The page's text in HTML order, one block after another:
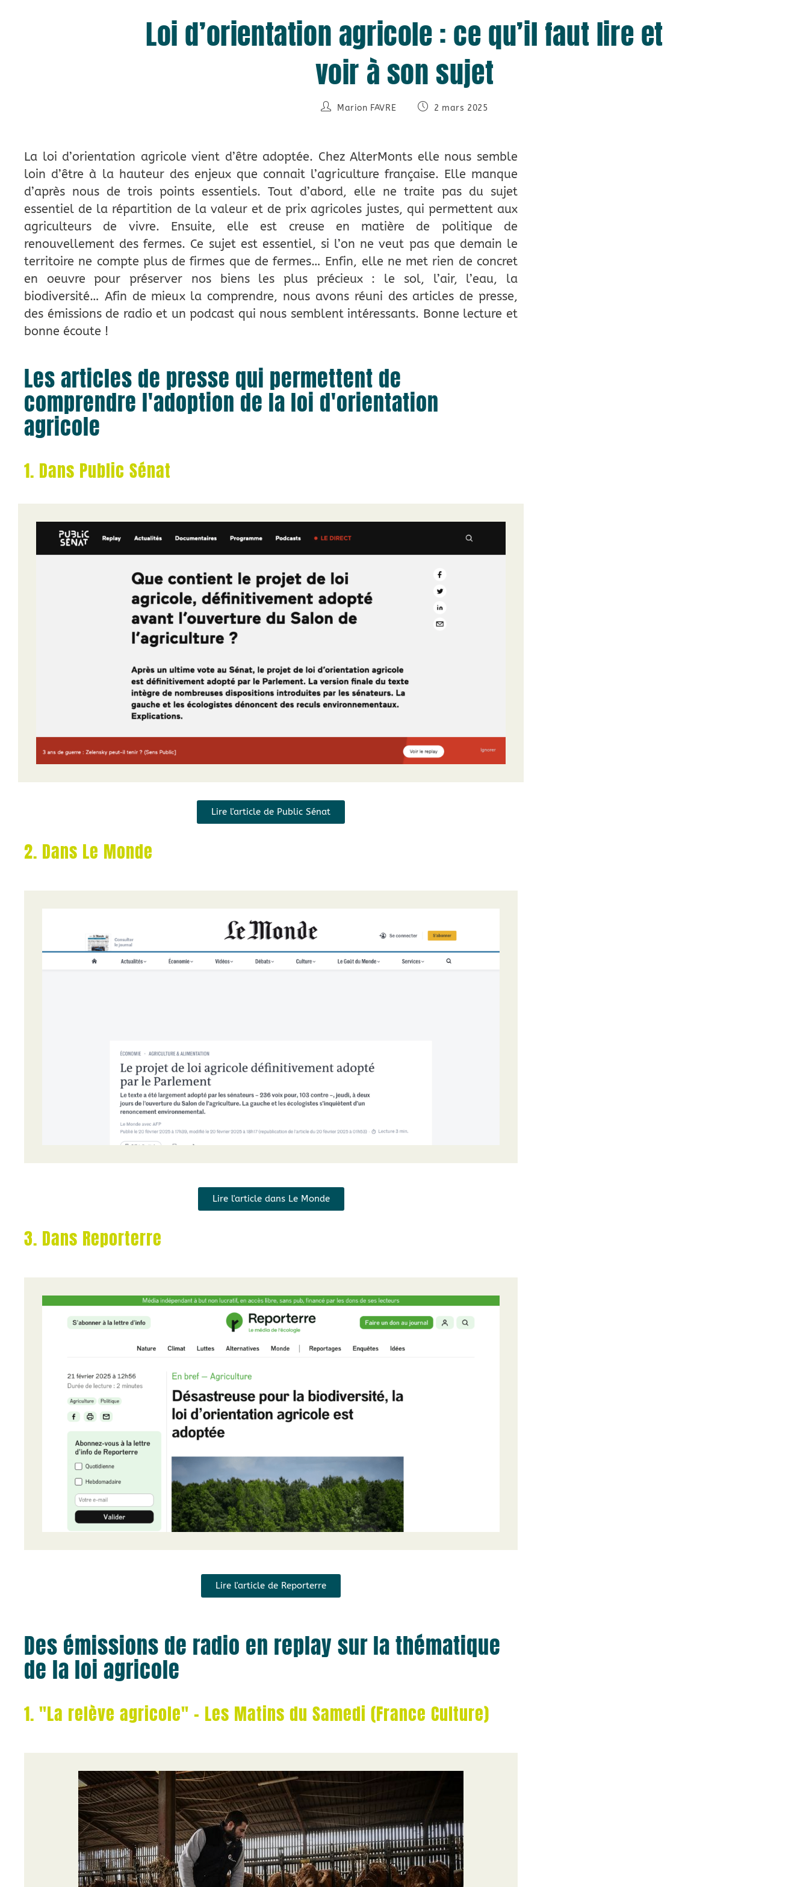
Loi d’orientation agricole : ce qu’il faut lire et
voir à son sujet
Marion FAVRE 2 mars 2025
La loi d’orientation agricole vient d’être adoptée. Chez AlterMonts elle nous semble
loin d’être à la hauteur des enjeux que connait l’agriculture française. Elle manque
d’après nous de trois points essentiels. Tout d’abord, elle ne traite pas du sujet
essentiel de la répartition de la valeur et de prix agricoles justes, qui permettent aux
agriculteurs de vivre. Ensuite, elle est creuse en matière de politique de
renouvellement des fermes. Ce sujet est essentiel, si l’on ne veut pas que demain le
territoire ne compte plus de firmes que de fermes… Enfin, elle ne met rien de concret
en oeuvre pour préserver nos biens les plus précieux : le sol, l’air, l’eau, la
biodiversité… Afin de mieux la comprendre, nous avons réuni des articles de presse,
des émissions de radio et un podcast qui nous semblent intéressants. Bonne lecture et
bonne écoute !
Les articles de presse qui permettent de
comprendre l'adoption de la loi d'orientation
agricole
1. Dans Public Sénat
Lire l'article de Public Sénat
2. Dans Le Monde
Lire l'article dans Le Monde
3. Dans Reporterre
Lire l'article de Reporterre
Des émissions de radio en replay sur la thématique
de la loi agricole
1. "La relève agricole" - Les Matins du Samedi (France Culture)